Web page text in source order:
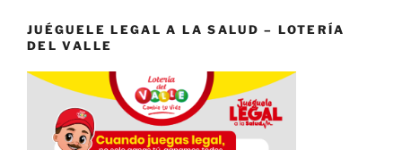
JUÉGUELE LEGAL A LA SALUD – LOTERÍA
DEL VALLE